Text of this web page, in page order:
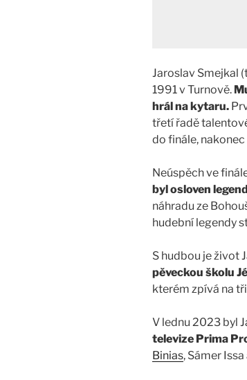
Jaroslav Smejkal
1991 v Turnově.
hrál na kytaru.
třetí řadě
do finále,
Neúspěch ve
byl osloven
náhradu ze
hudební legendy
S hudbou je život
pěveckou školu
kterém zpívá na
V lednu 2023 byl
televize Prima
Binias, Sámer Issa